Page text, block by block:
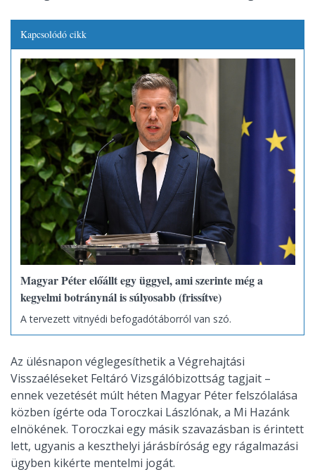
Kapcsolódó cikk
Magyar Péter előállt egy üggyel, ami szerinte még a
kegyelmi botránynál is súlyosabb (frissítve)
A tervezett vitnyédi befogadótáborról van szó.
Az ülésnapon véglegesíthetik a Végrehajtási
Visszaéléseket Feltáró Vizsgálóbizottság tagjait –
ennek vezetését múlt héten Magyar Péter felszólalása
közben ígérte oda Toroczkai Lászlónak, a Mi Hazánk
elnökének. Toroczkai egy másik szavazásban is érintett
lett, ugyanis a keszthelyi járásbíróság egy rágalmazási
ügyben kikérte mentelmi jogát.